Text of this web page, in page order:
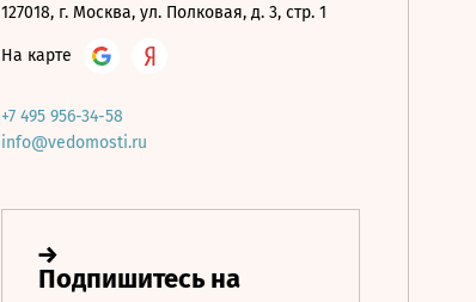
127018, г. Москва, ул. Полковая, д. 3, стр. 1
На карте
+7 495 956-34-58
info@vedomosti.ru